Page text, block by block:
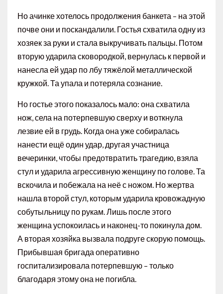
Но ачинке хотелось продолжения банкета – на этой
почве они и поскандалили. Гостья схватила одну из
хозяек за руки и стала выкручивать пальцы. Потом
вторую ударила сковородкой, вернулась к первой и
нанесла ей удар по лбу тяжёлой металлической
кружкой. Та упала и потеряла сознание.
Но гостье этого показалось мало: она схватила
нож, села на потерпевшую сверху и воткнула
лезвие ей в грудь. Когда она уже собиралась
нанести ещё один удар, другая участница
вечеринки, чтобы предотвратить трагедию, взяла
стул и ударила агрессивную женщину по голове. Та
вскочила и побежала на неё с ножом. Но жертва
нашла второй стул, которым ударила кровожадную
собутыльницу по рукам. Лишь после этого
женщина успокоилась и наконец-то покинула дом.
А вторая хозяйка вызвала подруге скорую помощь.
Прибывшая бригада оперативно
госпитализировала потерпевшую – только
благодаря этому она не погибла.